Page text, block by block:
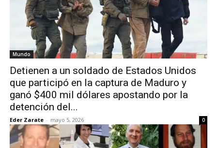
Mundo
Detienen a un soldado de Estados Unidos
que participó en la captura de Maduro y
ganó $400 mil dólares apostando por la
detención del...
Eder Zarate - mayo 5, 2026 0